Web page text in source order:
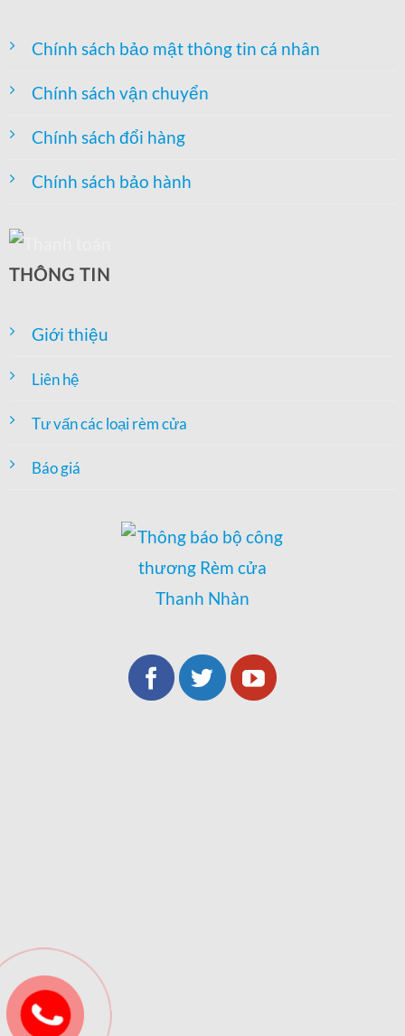
Chính sách bảo mật thông tin cá nhân
Chính sách vận chuyển
Chính sách đổi hàng
Chính sách bảo hành
THÔNG TIN
Giới thiệu
Liên hệ
Tư vấn các loại rèm cửa
Báo giá